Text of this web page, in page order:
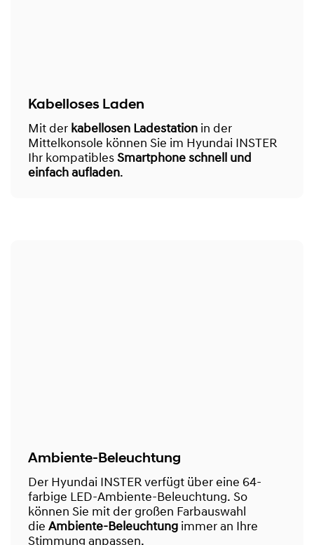
Kabelloses Laden
Mit der kabellosen Ladestation in der
Mittelkonsole können Sie im Hyundai INSTER
Ihr kompatibles Smartphone schnell und
einfach aufladen.
Ambiente-Beleuchtung
Der Hyundai INSTER verfügt über eine 64-
farbige LED-Ambiente-Beleuchtung. So
können Sie mit der großen Farbauswahl
die Ambiente-Beleuchtung immer an Ihre
Stimmung anpassen.